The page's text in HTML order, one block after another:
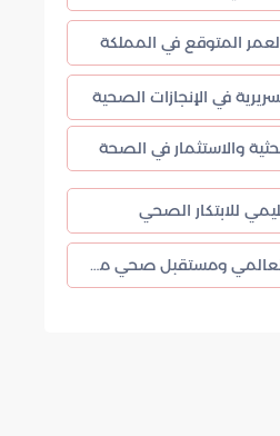
المتوقع في المملكة
في الإنجازات الصحية
والاستثمار في الصحة
للابتكار الصحي
يوم الصحة العالمي ومستقبل صحي مستدام